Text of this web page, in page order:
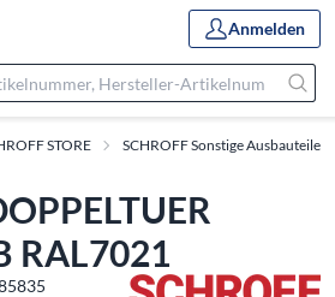
Anmelden
STORE SCHROFF Sonstige Ausbauteile
RAL7021